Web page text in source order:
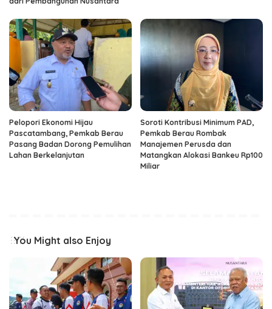
Pelopori Ekonomi Hijau
Pascatambang, Pemkab Berau
Pasang Badan Dorong Pemulihan
Lahan Berkelanjutan
Soroti Kontribusi Minimum PAD,
Pemkab Berau Rombak
Manajemen Perusda dan
Matangkan Alokasi Bankeu Rp100
Miliar
You Might also Enjoy